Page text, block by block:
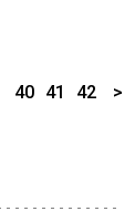
40 41 42 >